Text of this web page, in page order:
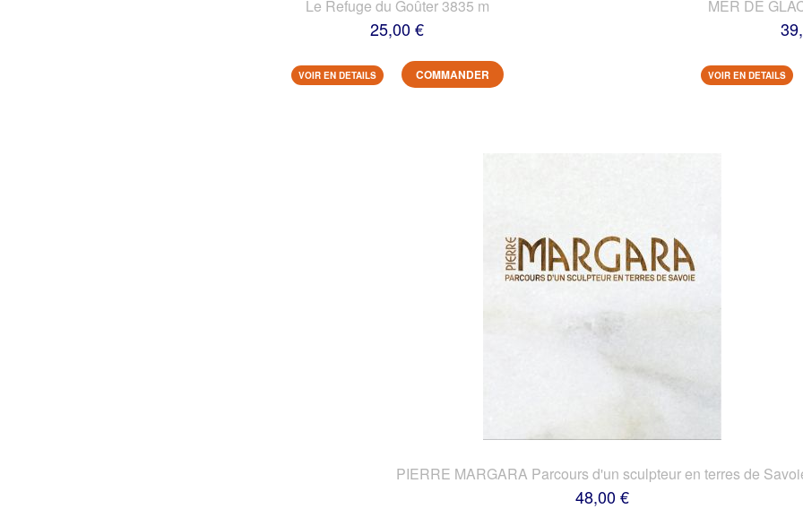
Le Refuge du Goûter 3835 m
25,00 €
VOIR EN DETAILS COMMANDER
MER DE
VOIR EN DETAILS
PIERRE MARGARA Parcours d'un sculpteur en terres de
48,00 €